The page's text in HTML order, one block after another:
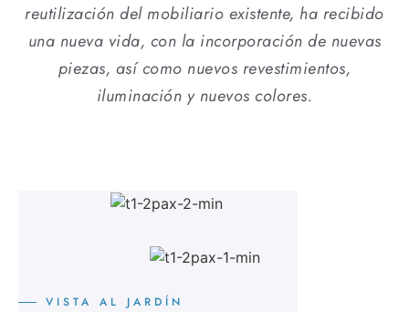
reutilización del mobiliario existente, ha recibido
una nueva vida, con la incorporación de nuevas
piezas, así como nuevos revestimientos,
iluminación y nuevos colores.
VISTA AL JARDÍN